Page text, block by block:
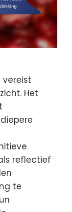
vereist
Het
reflectief
te